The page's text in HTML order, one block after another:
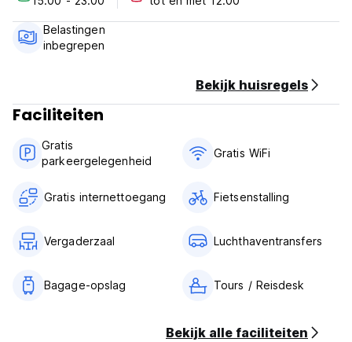
Inchecken van 13:00 tot 23:00 uur.
Uitchecken vóór 11.00 uur.
Ontbijt niet inbegrepen - 4 USD per persoon per dag.
Algemeen:
Receptie geopend tot 23.00 uur.
Belastingen
inbegrepen
Bekijk huisregels
Faciliteiten
Gratis
parkeergelegenheid
Gratis WiFi
Gratis internettoegang Fietsenstalling
Vergaderzaal Luchthaventransfers
Bagage-opslag Tours / Reisdesk
Bekijk alle faciliteiten